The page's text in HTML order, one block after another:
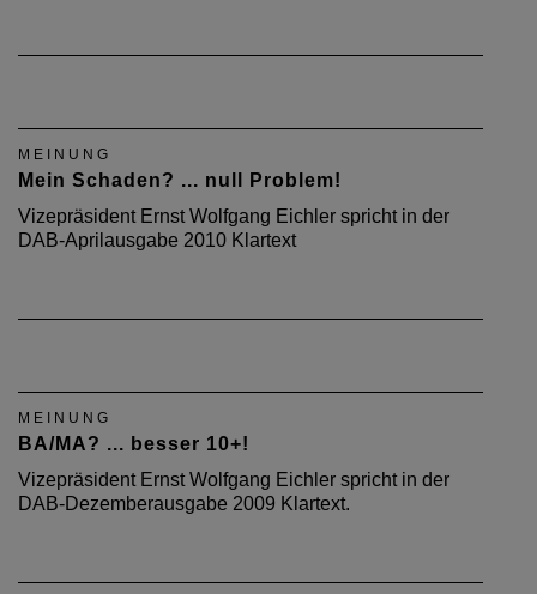
MEINUNG
Mein Schaden? ... null Problem!
Vizepräsident Ernst Wolfgang Eichler spricht in der
DAB-Aprilausgabe 2010 Klartext
MEINUNG
BA/MA? ... besser 10+!
Vizepräsident Ernst Wolfgang Eichler spricht in der
DAB-Dezemberausgabe 2009 Klartext.